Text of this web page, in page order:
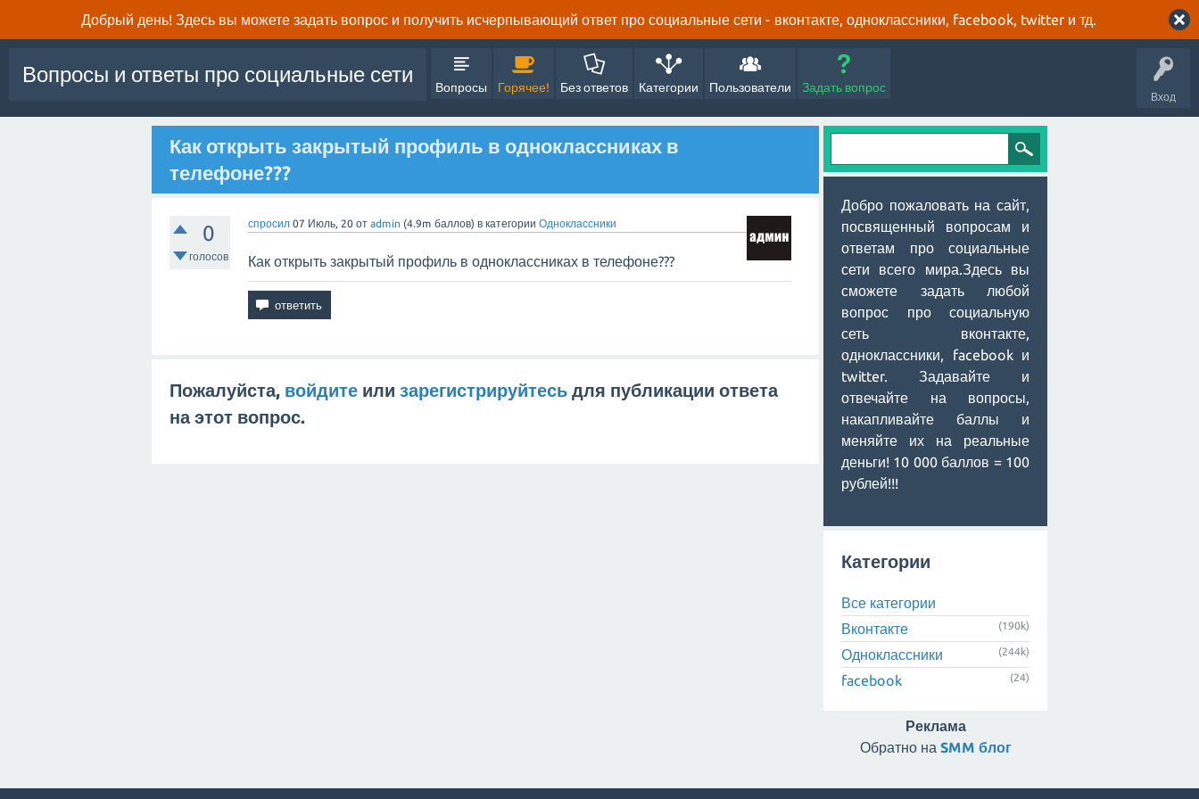
Добрый день! Здесь вы можете задать вопрос и получить исчерпывающий ответ про социальные сети - вконтакте, одноклассники, facebook, twitter и тд.
Вход
Вопросы и ответы про социальные сети
Вопросы Горячее! Без ответов Категории Пользователи Задать вопрос
Как открыть закрытый профиль в одноклассниках в
телефоне???
0
голосов
спросил 07 Июль, 20 от admin (4.9m баллов) в категории Одноклассники
Как открыть закрытый профиль в одноклассниках в телефоне???
Пожалуйста, войдите или зарегистрируйтесь для публикации ответа
на этот вопрос.
Добро пожаловать на сайт,
посвященный вопросам и
ответам про социальные
сети всего мира.Здесь вы
сможете задать любой
вопрос про социальную
сеть вконтакте,
одноклассники, facebook и
twitter. Задавайте и
отвечайте на вопросы,
накапливайте баллы и
меняйте их на реальные
деньги! 10 000 баллов = 100
рублей!!!
Категории
Все категории
Вконтакте
(190k)
Одноклассники (244k)
facebook (24)
Реклама
Обратно на SMM блог